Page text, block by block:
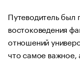
Путеводитель был
востоковедения
отношений
что самое важное,